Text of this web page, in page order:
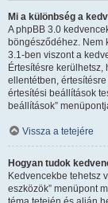
Mi a különbség a
A phpBB 3.0
böngésződéhez. Nem
3.1-ben viszont a
Értesítésre kerülhetsz,
ellentétben,
értesítési beállítások
beállítások”
Vissza a tetejére
Hogyan tudok
Kedvencekbe tehetsz
eszközök” menüpont